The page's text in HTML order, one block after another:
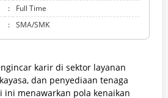
:
Full Time
: SMA/SMK
karir di sektor layanan
dan penyediaan tenaga
ini menawarkan pola kenaikan